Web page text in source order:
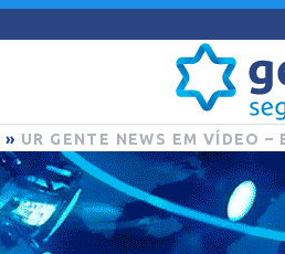
» UR GENTE NEWS EM VÍDEO